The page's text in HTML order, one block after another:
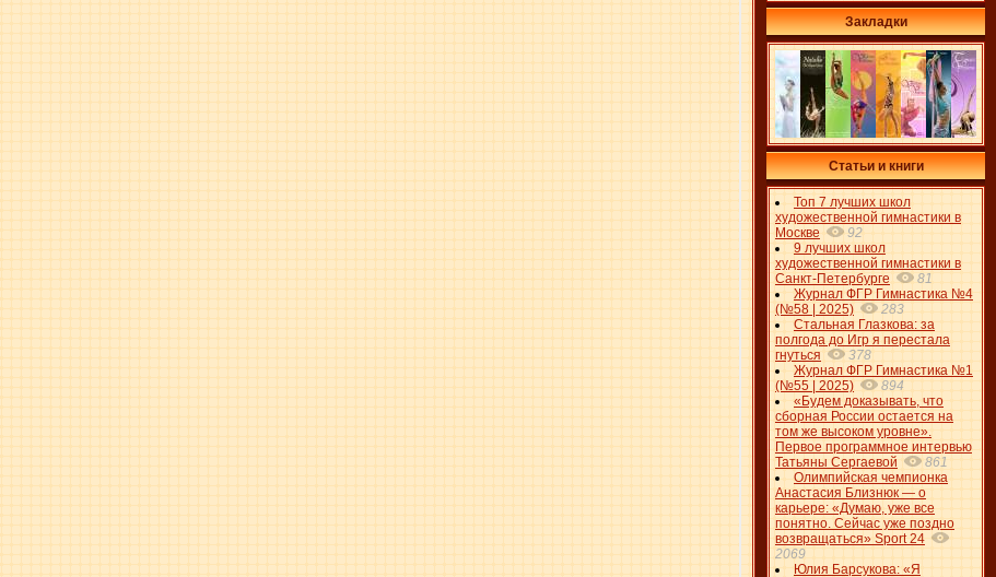
Закладки
Статьи и книги
Топ 7 лучших школ
художественной гимнастики в
Москве
92
9 лучших школ
художественной гимнастики в
Санкт-Петербурге
81
Журнал ФГР Гимнастика №4
(№58 | 2025)
283
Стальная Глазкова: за
полгода до Игр я перестала
гнуться
378
Журнал ФГР Гимнастика №1
(№55 | 2025)
894
«Будем доказывать, что
сборная России остается на
том же высоком уровне».
Первое программное интервью
Татьяны Сергаевой
861
Олимпийская чемпионка
Анастасия Близнюк — о
карьере: «Думаю, уже все
понятно. Сейчас уже поздно
возвращаться» Sport 24
2069
Юлия Барсукова: «Я